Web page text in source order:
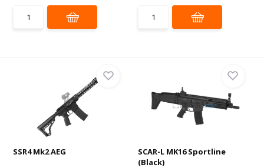
SSR4 Mk2 AEG
SCAR-L MK16 Sportline
(Black)